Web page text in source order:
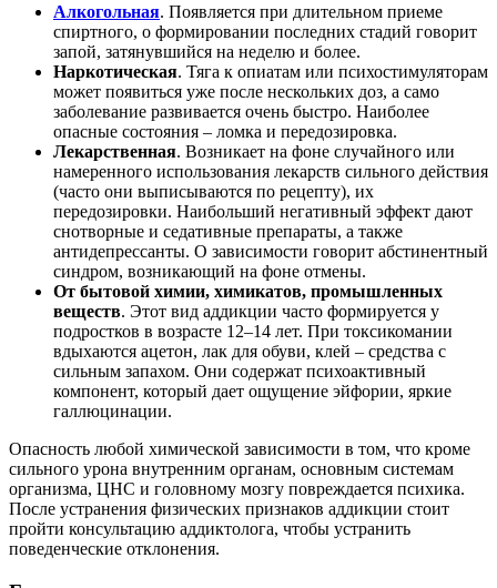
Алкогольная. Появляется при длительном приеме
спиртного, о формировании последних стадий говорит
запой, затянувшийся на неделю и более.
Наркотическая. Тяга к опиатам или психостимуляторам
может появиться уже после нескольких доз, а само
заболевание развивается очень быстро. Наиболее
опасные состояния – ломка и передозировка.
Лекарственная. Возникает на фоне случайного или
намеренного использования лекарств сильного действия
(часто они выписываются по рецепту), их
передозировки. Наибольший негативный эффект дают
снотворные и седативные препараты, а также
антидепрессанты. О зависимости говорит абстинентный
синдром, возникающий на фоне отмены.
От бытовой химии, химикатов, промышленных
веществ. Этот вид аддикции часто формируется у
подростков в возрасте 12–14 лет. При токсикомании
вдыхаются ацетон, лак для обуви, клей – средства с
сильным запахом. Они содержат психоактивный
компонент, который дает ощущение эйфории, яркие
галлюцинации.
Опасность любой химической зависимости в том, что кроме
сильного урона внутренним органам, основным системам
организма, ЦНС и головному мозгу повреждается психика.
После устранения физических признаков аддикции стоит
пройти консультацию аддиктолога, чтобы устранить
поведенческие отклонения.